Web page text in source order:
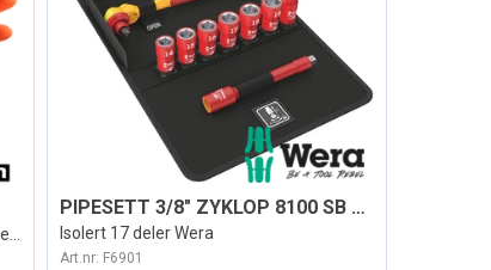
PIPESETT 3/8" ZYKLOP 8100 SB VDE 1
Isolert 17 deler Wera
Art.nr: F6901